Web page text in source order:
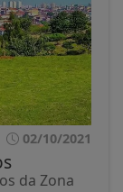
02/10/2021
da Zona